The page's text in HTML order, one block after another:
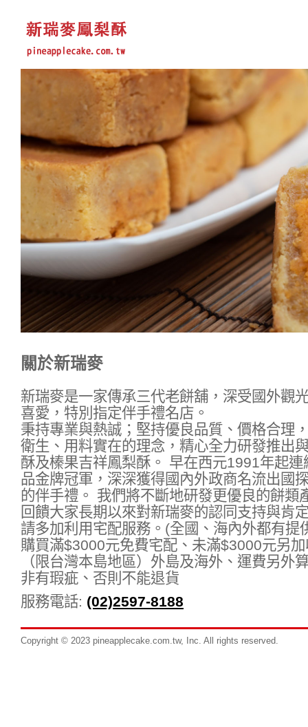
關於新瑞麥
新瑞麥是一家傳承三代老餅舖，深受國外觀
喜愛，特別指定伴手禮名店。
秉持專業與熱誠；堅持優良品質、價格合理
衛生、用料實在的理念，精心全力研發推出
酥及榛果吉祥鳳梨酥。 早在西元1991年起連
品金牌冠軍，深深獲得國內外政商名流出國
的伴手禮。 我們將不斷地研發更優良的餅類
回饋大家長期以來對新瑞麥的認同支持與肯
請多加利用宅配服務。(全國、海內外都有提
購買滿$3000元免費宅配、未滿$3000元另
（限台灣本島地區）外島及海外、運費另外
非有瑕疵、否則不能退貨
服務電話: (02)2597-8188
Copyright © 2023 pineapplecake.com.tw, Inc. All rights reserved.